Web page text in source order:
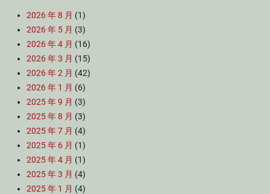
2026 年 8 月 (1)
2026 年 5 月 (3)
2026 年 4 月 (16)
2026 年 3 月 (15)
2026 年 2 月 (42)
2026 年 1 月 (6)
2025 年 9 月 (3)
2025 年 8 月 (3)
2025 年 7 月 (4)
2025 年 6 月 (1)
2025 年 4 月 (1)
2025 年 3 月 (4)
2025 年 1 月 (4)